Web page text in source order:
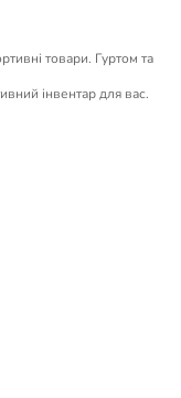
товари. Гуртом та
інвентар для вас.